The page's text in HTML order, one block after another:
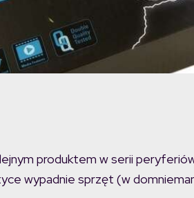
produktem w serii
wypadnie sprzęt (w